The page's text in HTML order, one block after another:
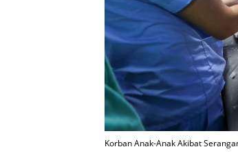
Korban Anak-Anak Akibat